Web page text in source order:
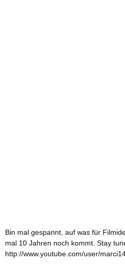
Bin mal gespannt, auf was für
mal 10 Jahren noch kommt. Stay
http://www.youtube.com/user/